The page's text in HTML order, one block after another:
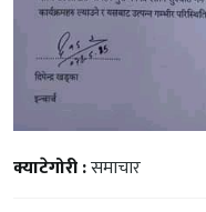
क्याटेगोरी :समाचार